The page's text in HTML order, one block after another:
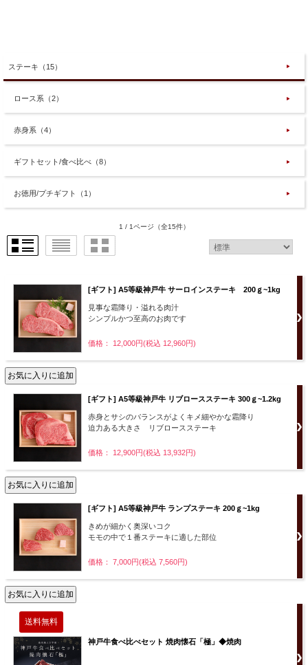
ステーキ（15）
ロース系（2）
赤身系（4）
ギフトセット/食べ比べ（8）
お徳用/プチギフト（1）
1 / 1ページ （全15件）
[ギフト] A5等級神戸牛 サーロインステーキ 200ｇ~1kg
見事な霜降り・溢れる肉汁
シンプルかつ至高のお肉です
価格： 12,000円(税込 12,960円)
[ギフト] A5等級神戸牛 リブロースステーキ 300ｇ~1.2kg
赤身とサシのバランスがよくキメ細やかな霜降り
迫力ある大きさ リブロースステーキ
価格： 12,900円(税込 13,932円)
[ギフト] A5等級神戸牛 ランプステーキ 200ｇ~1kg
きめが細かく奥深いコク
モモの中で１番ステーキに適した部位
価格： 7,000円(税込 7,560円)
神戸牛食べ比べセット 焼肉懐石「極」◆焼肉